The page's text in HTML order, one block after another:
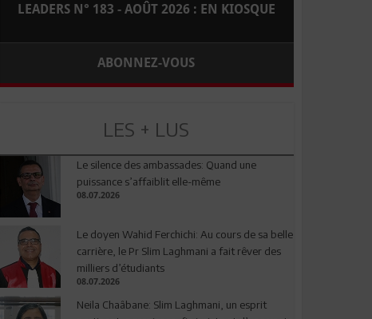
LEADERS N° 183 - AOÛT 2026 : EN KIOSQUE
ABONNEZ-VOUS
LES + LUS
Le silence des ambassades: Quand une
puissance s’affaiblit elle-même
08.07.2026
Le doyen Wahid Ferchichi: Au cours de sa belle
carrière, le Pr Slim Laghmani a fait rêver des
milliers d’étudiants
08.07.2026
Neila Chaâbane: Slim Laghmani, un esprit